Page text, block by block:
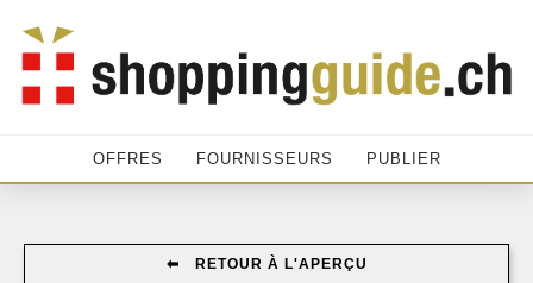
OFFRES FOURNISSEURS PUBLIER
⬅︎ RETOUR À L'APERÇU